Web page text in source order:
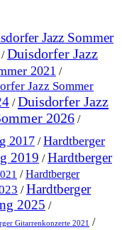
Jazz Sommer
/Duisdorfer Jazz
2021 /
Jazz Sommer
/Duisdorfer Jazz
2026 /
2017 /Hardtberger
2019 /Hardtberger
/Hardtberger
/Hardtberger
2025 /
Gitarrenkonzerte 2021 /